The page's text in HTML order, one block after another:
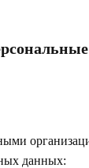
данных: